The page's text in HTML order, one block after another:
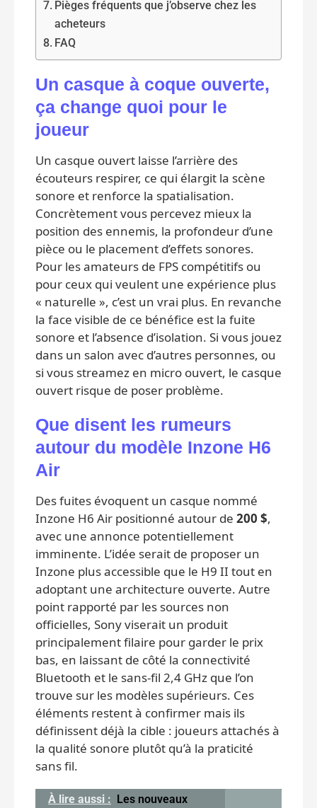
Pièges fréquents que j’observe chez les
acheteurs
FAQ
Un casque à coque ouverte,
ça change quoi pour le
joueur
Un casque ouvert laisse l’arrière des
écouteurs respirer, ce qui élargit la scène
sonore et renforce la spatialisation.
Concrètement vous percevez mieux la
position des ennemis, la profondeur d’une
pièce ou le placement d’effets sonores.
Pour les amateurs de FPS compétitifs ou
pour ceux qui veulent une expérience plus
« naturelle », c’est un vrai plus. En revanche
la face visible de ce bénéfice est la fuite
sonore et l’absence d’isolation. Si vous jouez
dans un salon avec d’autres personnes, ou
si vous streamez en micro ouvert, le casque
ouvert risque de poser problème.
Que disent les rumeurs
autour du modèle Inzone H6
Air
Des fuites évoquent un casque nommé
Inzone H6 Air positionné autour de 200 $,
avec une annonce potentiellement
imminente. L’idée serait de proposer un
Inzone plus accessible que le H9 II tout en
adoptant une architecture ouverte. Autre
point rapporté par les sources non
officielles, Sony viserait un produit
principalement filaire pour garder le prix
bas, en laissant de côté la connectivité
Bluetooth et le sans-fil 2,4 GHz que l’on
trouve sur les modèles supérieurs. Ces
éléments restent à confirmer mais ils
définissent déjà la cible : joueurs attachés à
la qualité sonore plutôt qu’à la praticité
sans fil.
À lire aussi : Les nouveaux